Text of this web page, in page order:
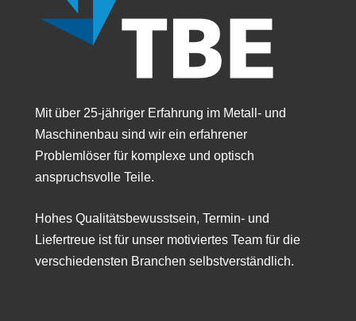
Mit über 25-jähriger Erfahrung im Metall- und
Maschinenbau sind wir ein erfahrener
Problemlöser für komplexe und optisch
anspruchsvolle Teile.
Hohes Qualitätsbewusstsein, Termin- und
Liefertreue ist für unser motiviertes Team für die
verschiedensten Branchen selbstverständlich.